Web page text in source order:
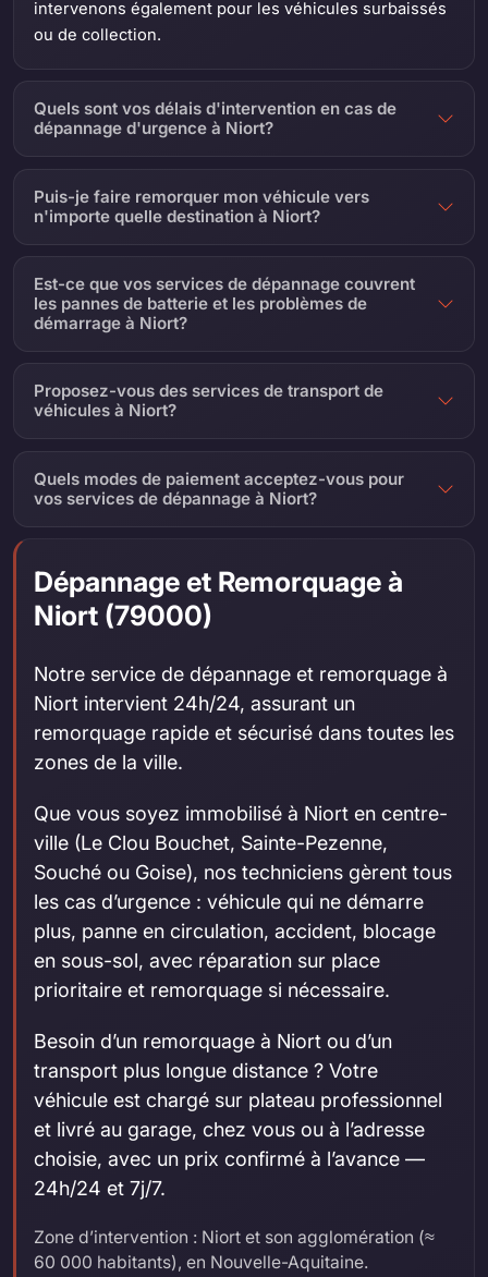
intervenons également pour les véhicules surbaissés
ou de collection.
Quels sont vos délais d'intervention en cas de
dépannage d'urgence à Niort?
Puis-je faire remorquer mon véhicule vers
n'importe quelle destination à Niort?
Est-ce que vos services de dépannage couvrent
les pannes de batterie et les problèmes de
démarrage à Niort?
Proposez-vous des services de transport de
véhicules à Niort?
Quels modes de paiement acceptez-vous pour
vos services de dépannage à Niort?
Dépannage et Remorquage à
Niort (79000)
Notre service de dépannage et remorquage à
Niort intervient 24h/24, assurant un
remorquage rapide et sécurisé dans toutes les
zones de la ville.
Que vous soyez immobilisé à Niort en centre-
ville (Le Clou Bouchet, Sainte-Pezenne,
Souché ou Goise), nos techniciens gèrent tous
les cas d’urgence : véhicule qui ne démarre
plus, panne en circulation, accident, blocage
en sous-sol, avec réparation sur place
prioritaire et remorquage si nécessaire.
Besoin d’un remorquage à Niort ou d’un
transport plus longue distance ? Votre
véhicule est chargé sur plateau professionnel
et livré au garage, chez vous ou à l’adresse
choisie, avec un prix confirmé à l’avance —
24h/24 et 7j/7.
Zone d’intervention : Niort et son agglomération (≈
60 000 habitants), en Nouvelle-Aquitaine.